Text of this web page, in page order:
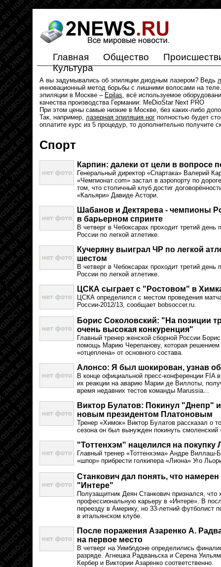
Главная Общество
Культура
А вы задумывались об эпиляции диодным лазером? Ведь
инновационный метод борьбы с лишними волосами на
эпиляции в Москве – Epilas, всё используемое
качества производства Германии: MeDioStar Next PRO
При этом цены самые низкие в Москве, без каких-либо
Так, например, лазерная эпиляция ног полностью будет
оплатите курс из 5 процедур, то дополнительно получите
Спорт
Карпин: далеки от цели в вопросе
Генеральный директор «Спартака» Валерий
«Чемпионат.com» застал в аэропорту по
том, что столичный клуб достиг
«Кальяри» Давиде Астори.
Шабанов и Дектярева - чемпионы
в барьерном спринте
В четверг в Чебоксарах проходит третий день
России по легкой атлетике.
Кучеряну выиграл ЧР по легкой
шестом
В четверг в Чебоксарах проходит третий день
России по легкой атлетике.
ЦСКА сыграет с "Ростовом" в
ЦСКА определился с местом проведения
России-2012/13, сообщает bobsoccer.ru.
Борис Соколовский: "На позиции
очень высокая конкуренция"
Главный тренер женской сборной России
помощь Марию Черепанову, которая решением
«отцеплена» от основного состава.
Алонсо: Я был шокирован, узнав
В конце официальной пресс-конференции FIA
их реакции на аварию Марии де Виллоты,
время недавних тестов команды Marussia...
Виктор Булатов: Покинул "Днепр"
новым президентом Платоновым
Тренер «Химок» Виктор Булатов рассказал о
сезона он был вынужден покинуть смоленский
"Тоттенхэм" нацелился на покупку
Главный тренер «Тоттенхэма» Андре Виллаш-
«шпор» прибрести голкипера «Лиона» Уго
Станкович дал понять, что намерен
"Интере"
Полузащитник Деян Станкович признался, что
профессиональную карьеру в «Интере». В
переезду в Америку, но 33-летний футболист
в итальянском клубе.
После поражения Азаренко А.
на первое место
В четверг на Уимблдоне определились
разряде. Агнешка Радваньска и Серена
Кербер и Виктории Азаренко соответственно.